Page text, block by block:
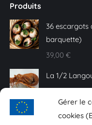
Gérer le
cookies
Produits
36 escargots
barquette)
39,00 €
La 1/2
25,00€
Caviar Baeri